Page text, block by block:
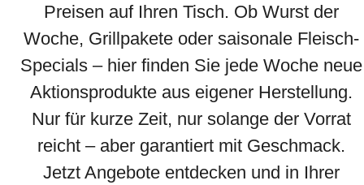
Preisen auf Ihren Tisch. Ob Wurst der
Woche, Grillpakete oder saisonale Fleisch-
Specials – hier finden Sie jede Woche neue
Aktionsprodukte aus eigener Herstellung.
Nur für kurze Zeit, nur solange der Vorrat
reicht – aber garantiert mit Geschmack.
Jetzt Angebote entdecken und in Ihrer